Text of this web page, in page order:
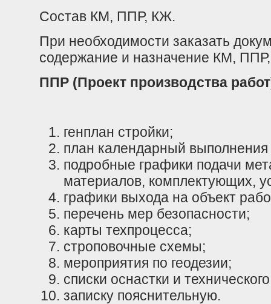
Состав КМ, ППР, КЖ.
При необходимости заказать
содержание и назначение КМ,
ППР (Проект производства
генплан стройки;
план календарный выполнения
подробные графики подачи
материалов, комплектующих,
графики выхода на объект
перечень мер безопасности;
карты техпроцесса;
строповочные схемы;
мероприятия по геодезии;
списки оснастки и
записку пояснительную.